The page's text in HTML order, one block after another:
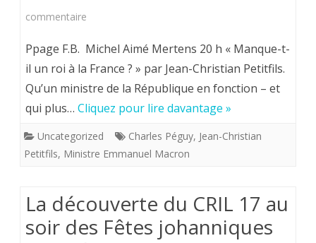
le
roi
de
commentaire
possible
d’être
d’accord
Péguy
:
Ppage F.B. Michel Aimé Mertens 20 h « Manque-t-
il un roi à la France ? » par Jean-Christian Petitfils.
Qu’un ministre de la République en fonction – et
qui plus… Cliquez pour lire davantage »
Uncategorized Charles Péguy, Jean-Christian
Petitfils, Ministre Emmanuel Macron
La découverte du CRIL 17 au
soir des Fêtes johanniques